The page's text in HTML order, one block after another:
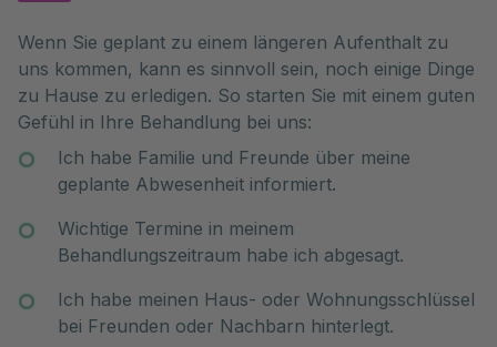
übernehmen können.
geplante Abwesenheit informiert.
Wichtige Termine in meinem
Behandlungszeitraum habe ich abgesagt.
Ich habe meinen Haus- oder Wohnungsschlüssel
bei Freund:innen oder Nachbar:innen hinterlegt.
Ich habe eine Person meines Vertrauens darüber
informiert, wo ich wichtige Unterlagen
etwas davon benötige.
Wenn Sie geplant zu einem längeren Aufenthalt zu
uns kommen, kann es sinnvoll sein, noch einige Dinge
zu Hause zu erledigen. So starten Sie mit einem guten
Gefühl in Ihre Behandlung bei uns:
Ich habe Familie und Freunde über meine
geplante Abwesenheit informiert.
Wichtige Termine in meinem
Behandlungszeitraum habe ich abgesagt.
Ich habe meinen Haus- oder Wohnungsschlüssel
bei Freunden oder Nachbarn hinterlegt.